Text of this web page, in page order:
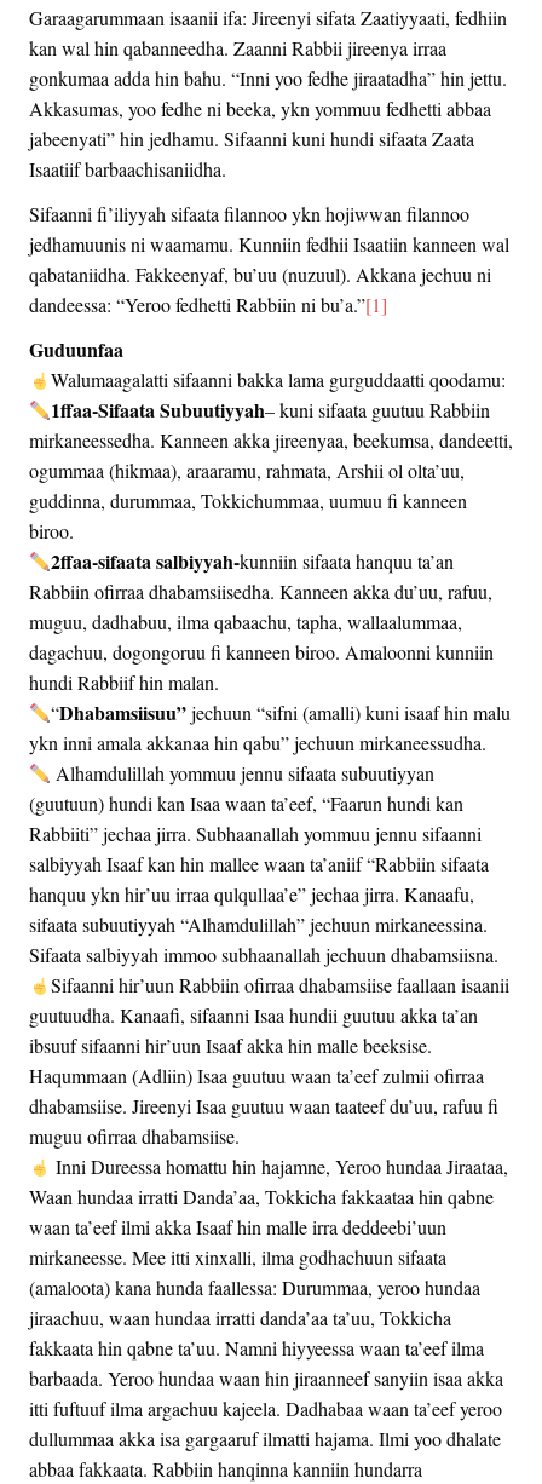
Garaagarummaan isaanii ifa: Jireenyi sifata Zaatiyyaati, fedhiin
kan wal hin qabanneedha. Zaanni Rabbii jireenya irraa
gonkumaa adda hin bahu. “Inni yoo fedhe jiraatadha” hin jettu.
Akkasumas, yoo fedhe ni beeka, ykn yommuu fedhetti abbaa
jabeenyati” hin jedhamu. Sifaanni kuni hundi sifaata Zaata
Isaatiif barbaachisaniidha.
Sifaanni fi’iliyyah sifaata filannoo ykn hojiwwan filannoo
jedhamuunis ni waamamu. Kunniin fedhii Isaatiin kanneen wal
qabataniidha. Fakkeenyaf, bu’uu (nuzuul). Akkana jechuu ni
dandeessa: “Yeroo fedhetti Rabbiin ni bu’a.”[1]
Guduunfaa
Walumaagalatti sifaanni bakka lama gurguddaatti qoodamu:
1ffaa-Sifaata Subuutiyyah– kuni sifaata guutuu Rabbiin
mirkaneessedha. Kanneen akka jireenyaa, beekumsa, dandeetti,
ogummaa (hikmaa), araaramu, rahmata, Arshii ol olta’uu,
guddinna, durummaa, Tokkichummaa, uumuu fi kanneen
biroo.
2ffaa-sifaata salbiyyah-kunniin sifaata hanquu ta’an
Rabbiin ofirraa dhabamsiisedha. Kanneen akka du’uu, rafuu,
muguu, dadhabuu, ilma qabaachu, tapha, wallaalummaa,
dagachuu, dogongoruu fi kanneen biroo. Amaloonni kunniin
hundi Rabbiif hin malan.
“Dhabamsiisuu”jechuun “sifni (amalli) kuni isaaf hin malu
ykn inni amala akkanaa hin qabu” jechuun mirkaneessudha.
Alhamdulillah yommuu jennu sifaata subuutiyyan
(guutuun) hundi kan Isaa waan ta’eef, “Faarun hundi kan
Rabbiiti” jechaa jirra. Subhaanallah yommuu jennu sifaanni
salbiyyah Isaaf kan hin mallee waan ta’aniif “Rabbiin sifaata
hanquu ykn hir’uu irraa qulqullaa’e” jechaa jirra. Kanaafu,
sifaata subuutiyyah “Alhamdulillah” jechuun mirkaneessina.
Sifaata salbiyyah immoo subhaanallah jechuun dhabamsiisna.
Sifaanni hir’uun Rabbiin ofirraa dhabamsiise faallaan isaanii
guutuudha. Kanaafi, sifaanni Isaa hundii guutuu akka ta’an
ibsuuf sifaanni hir’uun Isaaf akka hin malle beeksise.
Haqummaan (Adliin) Isaa guutuu waan ta’eef zulmii ofirraa
dhabamsiise. Jireenyi Isaa guutuu waan taateef du’uu, rafuu fi
muguu ofirraa dhabamsiise.
Inni Dureessa homattu hin hajamne, Yeroo hundaa Jiraataa,
Waan hundaa irratti Danda’aa, Tokkicha fakkaataa hin qabne
waan ta’eef ilmi akka Isaaf hin malle irra deddeebi’uun
mirkaneesse. Mee itti xinxalli, ilma godhachuun sifaata
(amaloota) kana hunda faallessa: Durummaa, yeroo hundaa
jiraachuu, waan hundaa irratti danda’aa ta’uu, Tokkicha
fakkaata hin qabne ta’uu. Namni hiyyeessa waan ta’eef ilma
barbaada. Yeroo hundaa waan hin jiraanneef sanyiin isaa akka
itti fuftuuf ilma argachuu kajeela. Dadhabaa waan ta’eef yeroo
dullummaa akka isa gargaaruf ilmatti hajama. Ilmi yoo dhalate
abbaa fakkaata. Rabbiin hanqinna kanniin hundarra